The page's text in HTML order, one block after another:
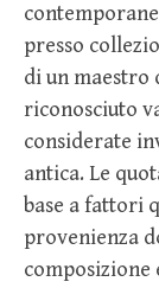
presso
di un maestro
riconosciuto
considerate
antica. Le
base a fattori
provenienza
composizione